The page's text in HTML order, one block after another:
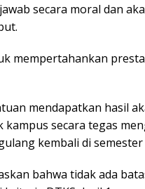
secara moral dan
mempertahankan
mendapatkan hasil
kampus secara tegas
kembali di
bahwa tidak ada